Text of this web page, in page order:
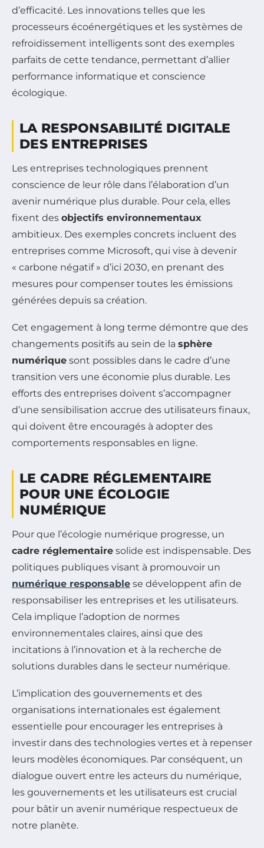
d’efficacité. Les innovations telles que les
processeurs écoénergétiques et les systèmes de
refroidissement intelligents sont des exemples
parfaits de cette tendance, permettant d’allier
performance informatique et conscience
écologique.
LA RESPONSABILITÉ DIGITALE
DES ENTREPRISES
Les entreprises technologiques prennent
conscience de leur rôle dans l’élaboration d’un
avenir numérique plus durable. Pour cela, elles
fixent des objectifs environnementaux
ambitieux. Des exemples concrets incluent des
entreprises comme Microsoft, qui vise à devenir
« carbone négatif » d’ici 2030, en prenant des
mesures pour compenser toutes les émissions
générées depuis sa création.
Cet engagement à long terme démontre que des
changements positifs au sein de la sphère
numérique sont possibles dans le cadre d’une
transition vers une économie plus durable. Les
efforts des entreprises doivent s’accompagner
d’une sensibilisation accrue des utilisateurs finaux,
qui doivent être encouragés à adopter des
comportements responsables en ligne.
LE CADRE RÉGLEMENTAIRE
POUR UNE ÉCOLOGIE
NUMÉRIQUE
Pour que l’écologie numérique progresse, un
cadre réglementaire solide est indispensable. Des
politiques publiques visant à promouvoir un
numérique responsable se développent afin de
responsabiliser les entreprises et les utilisateurs.
Cela implique l’adoption de normes
environnementales claires, ainsi que des
incitations à l’innovation et à la recherche de
solutions durables dans le secteur numérique.
L’implication des gouvernements et des
organisations internationales est également
essentielle pour encourager les entreprises à
investir dans des technologies vertes et à repenser
leurs modèles économiques. Par conséquent, un
dialogue ouvert entre les acteurs du numérique,
les gouvernements et les utilisateurs est crucial
pour bâtir un avenir numérique respectueux de
notre planète.